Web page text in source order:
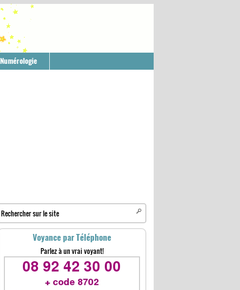
Numérologie
Voyance par Téléphone
Parlez à un vrai voyant!